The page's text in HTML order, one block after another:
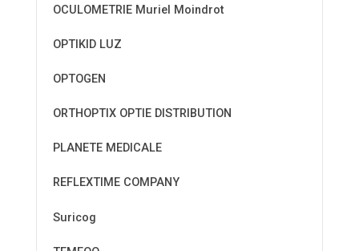
OCULOMETRIE Muriel Moindrot
OPTIKID LUZ
OPTOGEN
ORTHOPTIX OPTIE DISTRIBUTION
PLANETE MEDICALE
REFLEXTIME COMPANY
Suricog